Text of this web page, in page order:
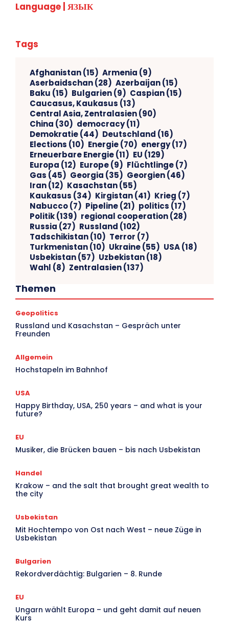
Language | ЯЗЫК
Tags
Afghanistan(15) Armenia (9)
Aserbaidschan(28) Azerbaijan(15)
Baku (15) Bulgarien(9) Caspian(15)
Caucasus, Kaukasus (13)
Central Asia, Zentralasien(90)
China (30) democracy(11)
Demokratie(44) Deutschland (16)
Elections (10) Energie(70) energy(17)
Erneuerbare Energie(11) EU (129)
Europa (12) Europe(9) Flüchtlinge(7)
Gas (45) Georgia (35) Georgien(46)
Iran(12) Kasachstan(55)
Kaukasus (34) Kirgistan(41) Krieg (7)
Nabucco(7) Pipeline(21) politics (17)
Politik(139) regional cooperation(28)
Russia (27) Russland (102)
Tadschikistan(10) Terror (7)
Turkmenistan(10) Ukraine(55) USA(18)
Usbekistan(57) Uzbekistan(18)
Wahl (8) Zentralasien(137)
Themen
Geopolitics
Russland und Kasachstan – Gespräch unter
Freunden
Allgemein
Hochstapeln im Bahnhof
USA
Happy Birthday, USA, 250 years – and what is your
future?
EU
Musiker, die Brücken bauen – bis nach Usbekistan
Handel
Krakow – and the salt that brought great wealth to
the city
Usbekistan
Mit Hochtempo von Ost nach West – neue Züge in
Usbekistan
Bulgarien
Rekordverdächtig: Bulgarien – 8. Runde
EU
Ungarn wählt Europa – und geht damit auf neuen
Kurs